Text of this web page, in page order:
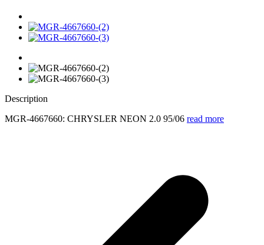
Description
MGR-4667660: CHRYSLER NEON 2.0 95/06 read more